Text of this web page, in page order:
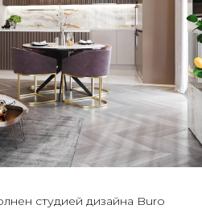
студией дизайна Buro